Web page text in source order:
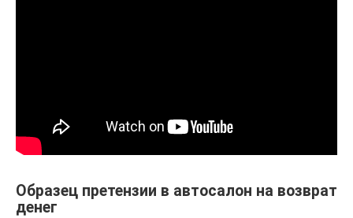
Образец претензии в автосалон на возврат
денег